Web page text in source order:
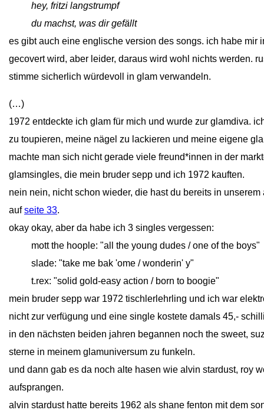
hey, fritzi langstrumpf
du machst, was dir gefällt
es gibt auch eine englische version des songs. ich habe mir
gecovert wird, aber leider, daraus wird wohl nichts werden.
stimme sicherlich würdevoll in glam verwandeln.
(…)
1972 entdeckte ich glam für mich und wurde zur glamdiva.
zu toupieren, meine nägel zu lackieren und meine eigene
machte man sich nicht gerade viele freund*innen in der
glamsingles, die mein bruder sepp und ich 1972 kauften.
nein nein, nicht schon wieder, die hast du bereits in
aufseite 33.
okay okay, aber da habe ich 3 singles vergessen:
mott the hoople: "all the young dudes / one of the boys"
slade: "take me bak 'ome / wonderin' y"
t.rex: "solid gold-easy action / born to boogie"
mein bruder sepp war 1972 tischlerlehrling und ich war
nicht zur verfügung und eine single kostete damals 45,-
in den nächsten beiden jahren begannen noch the sweet,
sterne in meinem glamuniversum zu funkeln.
und dann gab es da noch alte hasen wie alvin stardust, roy
aufsprangen.
alvin stardust hatte bereits 1962 als shane fenton mit dem